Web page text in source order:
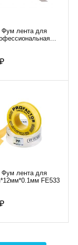
лента для
₽
лента для
FE533
₽